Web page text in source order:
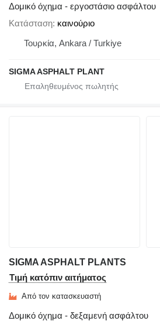
Δομικό όχημα - εργοστάσιο ασφάλτου
Κατάσταση καινούριο
Τουρκία, Ankara / Turkiye
SIGMA ASPHALT PLANT
SIGMA ASPHALT PLANTS
Τιμή κατόπιν αιτήματος
Από τον κατασκευαστή
Δομικό όχημα - δεξαμενή ασφάλτου